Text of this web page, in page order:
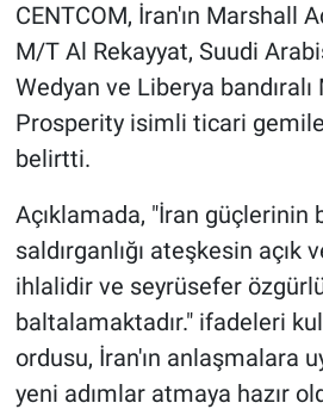
CENTCOM, İran'ın Marshall
M/T Al Rekayyat, Suudi
Wedyan ve Liberya
Prosperity isimli ticari
belirtti.
Açıklamada, "İran güçlerinin
saldırganlığı ateşkesin açık
ihlalidir ve seyrüsefer
baltalamaktadır." ifadeleri
ordusu, İran'ın anlaşmalara
yeni adımlar atmaya hazır